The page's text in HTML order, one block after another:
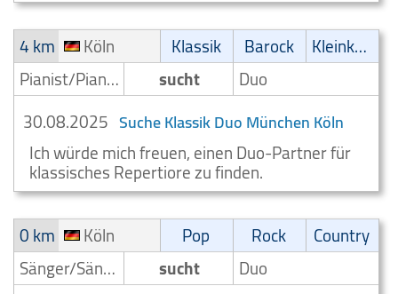
4 km
Köln Klassik Barock
Kleinkunst/Variétés
Pianist/Pianospieler
sucht
Duo
30.08.2025 Suche Klassik Duo München Köln
Ich würde mich freuen, einen Duo-Partner für
klassisches Repertiore zu finden.
0 km
Köln Pop Rock
Country
Sänger/Sängerin
sucht
Duo